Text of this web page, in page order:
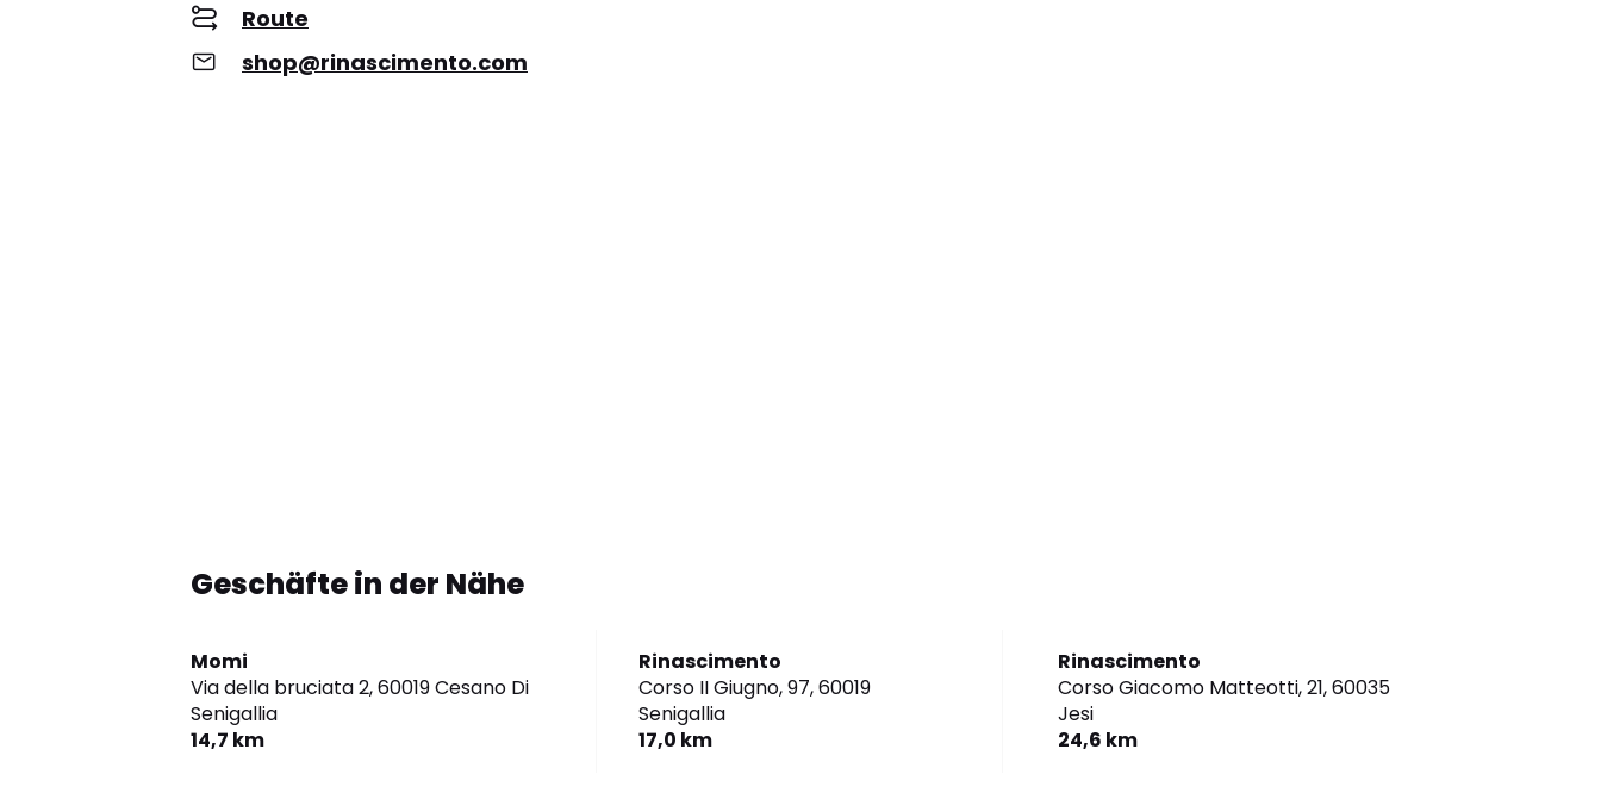
Route
shop@rinascimento.com
Geschäfte in der Nähe
Momi
Via della bruciata 2,60019 Cesano Di
Senigallia
14,7 km
Rinascimento
Corso II Giugno, 97,60019
Senigallia
17,0 km
Rinascimento
Corso Giacomo Matteotti, 21,60035
Jesi
24,6 km